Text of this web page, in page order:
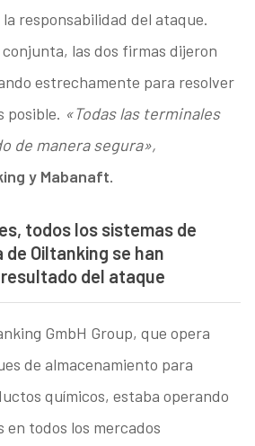
responsabilidad del ataque.
las dos firmas dijeron
estrechamente para resolver
posible. «Todas las terminales
de manera segura»,
y Mabanaft.
todos los sistemas de
Oiltanking se han
del ataque
GmbH Group, que opera
de almacenamiento para
químicos, estaba operando
en todos los mercados